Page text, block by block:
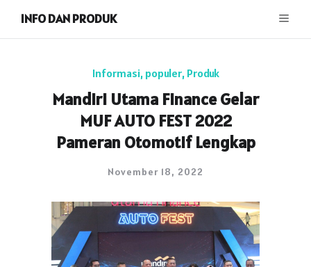
INFO DAN PRODUK
Informasi, populer, Produk
Mandiri Utama Finance Gelar
MUF AUTO FEST 2022
Pameran Otomotif Lengkap
November 18, 2022